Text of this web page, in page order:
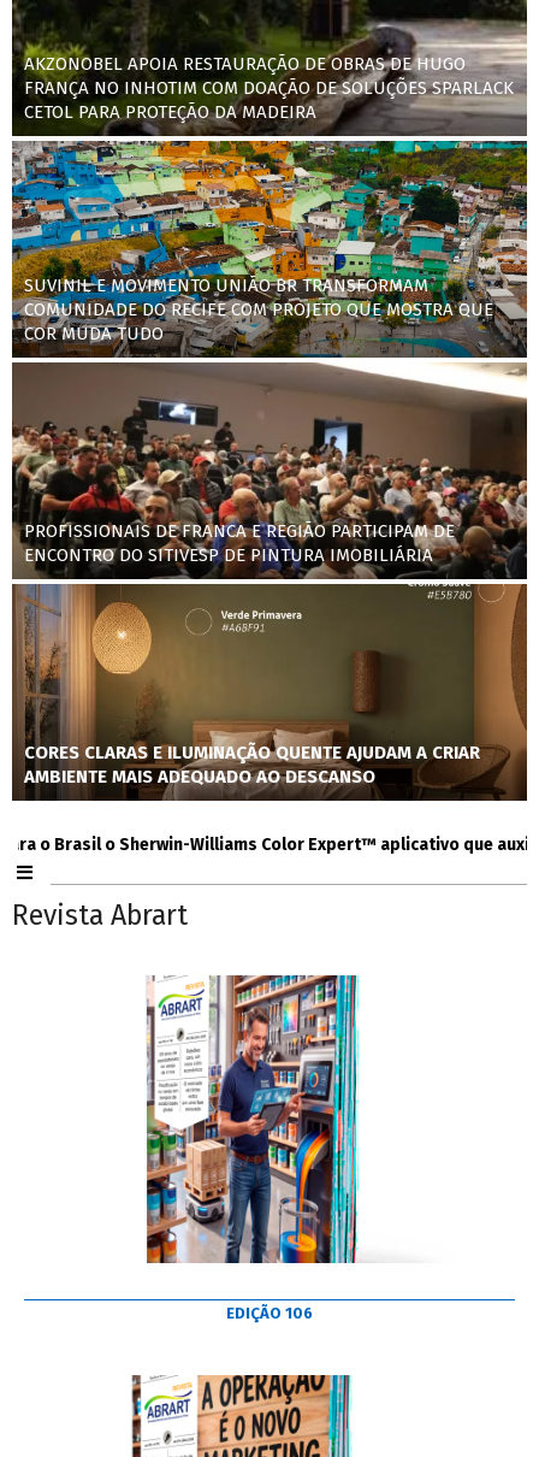
AKZONOBEL APOIA RESTAURAÇÃO DE OBRAS DE HUGO
FRANÇA NO INHOTIM COM DOAÇÃO DE SOLUÇÕES SPARLACK
CETOL PARA PROTEÇÃO DA MADEIRA
SUVINIL E MOVIMENTO UNIÃO BR TRANSFORMAM
COMUNIDADE DO RECIFE COM PROJETO QUE MOSTRA QUE
COR MUDA TUDO
PROFISSIONAIS DE FRANCA E REGIÃO PARTICIPAM DE
ENCONTRO DO SITIVESP DE PINTURA IMOBILIÁRIA
CORES CLARAS E ILUMINAÇÃO QUENTE AJUDAM A CRIAR
AMBIENTE MAIS ADEQUADO AO DESCANSO
o Sherwin-Williams Color Expert™ aplicativo que auxilia
Revista Abrart
EDIÇÃO 106